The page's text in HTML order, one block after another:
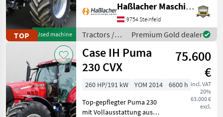
TOP Used machine
Lohnunternehmer – nur
am eigenen Betrieb
gelaufen. Durchgehend
gewartet, einsatzbereit,
aufbereitet
Haßlacher Maschinenhandel
9754 Steinfeld
Tractors /
New Holland
Premium Gold dealer
Case IH Puma
230 CVX
75.600
€
incl. VAT
20%
63.000 €
excl.
260 HP/191 kW YOM 2014
6600 h
Top-gepflegter Puma 230
mit Vollausstattung aus